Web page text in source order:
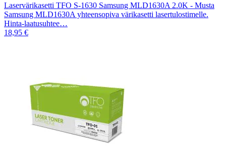
Laservärikasetti TFO S-1630 Samsung MLD1630A 2.0K - Musta
Samsung MLD1630A yhteensopiva värikasetti lasertulostimelle.
Hinta-laatusuhtee…
18,95 €